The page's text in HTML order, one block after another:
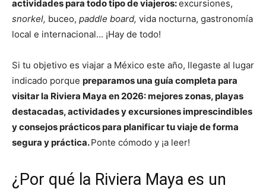
actividades para todo tipo de viajeros:excursiones,
snorkel, buceo, paddle board, vida nocturna, gastronomía
local e internacional… ¡Hay de todo!
Si tu objetivo es viajar a México este año, llegaste al lugar
indicado porque preparamos una guía completa para
visitar la Riviera Maya en 2026: mejores zonas, playas
destacadas, actividades y excursiones imprescindibles
y consejos prácticos para planificar tu viaje de forma
segura y práctica.Ponte cómodo y ¡a leer!
¿Por qué la Riviera Maya es un